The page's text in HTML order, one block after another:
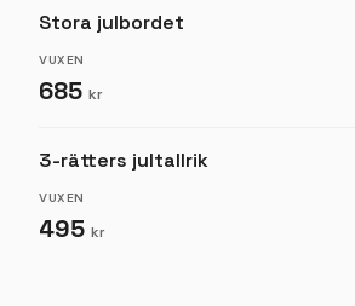
Stora julbordet
VUXEN
685 kr
3-rätters jultallrik
VUXEN
495 kr